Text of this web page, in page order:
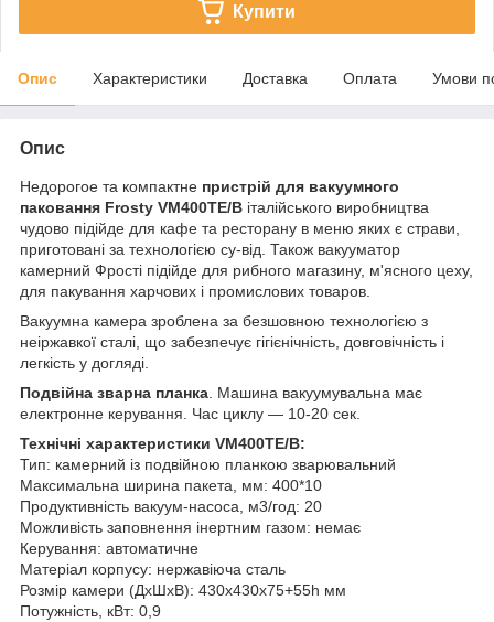
Купити
Опис Характеристики Доставка Оплата Умови
Опис
Недорогое та компактне пристрій для вакуумного
паковання Frosty VM400TE/B італійського виробництва
чудово підійде для кафе та ресторану в меню яких є страви,
приготовані за технологією су-від. Також вакууматор
камерний Фрості підійде для рибного магазину, м'ясного цеху,
для пакування харчових і промислових товаров.
Вакуумна камера зроблена за безшовною технологією з
неіржавкої сталі, що забезпечує гігієнічність, довговічність і
легкість у догляді.
Подвійна зварна планка . Машина вакуумувальна має
електронне керування. Час циклу — 10-20 сек.
Технічні характеристики VM400TE/B:
Тип: камерний із подвійною планкою зварювальний
Максимальна ширина пакета, мм: 400*10
Продуктивність вакуум-насоса, м3/год: 20
Можливість заповнення інертним газом: немає
Керування: автоматичне
Матеріал корпусу: нержавіюча сталь
Розмір камери (ДхШхВ): 430х430х75+55h мм
Потужність, кВт: 0,9